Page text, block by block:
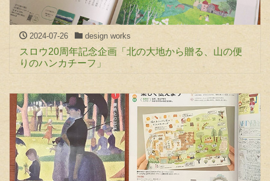
2024-07-26 design works
スロウ20周年記念企画「北の大地から贈る、山の便
りのハンカチーフ」